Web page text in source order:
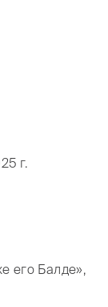
г.
его Балде»,